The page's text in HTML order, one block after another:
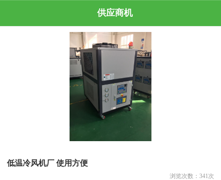
供应商机
低温冷风机厂 使用方便
浏览次数： 341 次